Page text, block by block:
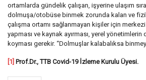
ortamlarda gündelik çalışan, işyerine ulaşım
dolmuşa/otobüse binmek zorunda kalan ve
çalışma ortamı sağlanmayan kişiler için
yapması ve kaynak ayırması, yerel yönetimlerin
koyması gerekir. “Dolmuşlar kalabalıksa
[1] Prof.Dr., TTB Covid-19 İzleme Kurulu Üyesi.